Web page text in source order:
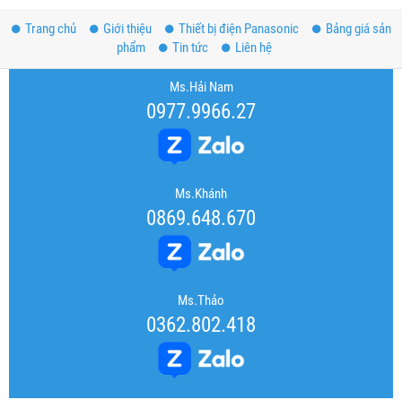
Trang chủ Giới thiệu Thiết bị điện Panasonic
Bảng giá sản
phẩm
Tin tức Liên hệ
Ms.Hải Nam
0977.9966.27
Ms.Khánh
0869.648.670
Ms.Thảo
0362.802.418